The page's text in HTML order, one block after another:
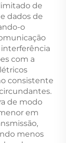
de
dados de
o
com a
consistente
de modo
em
menos